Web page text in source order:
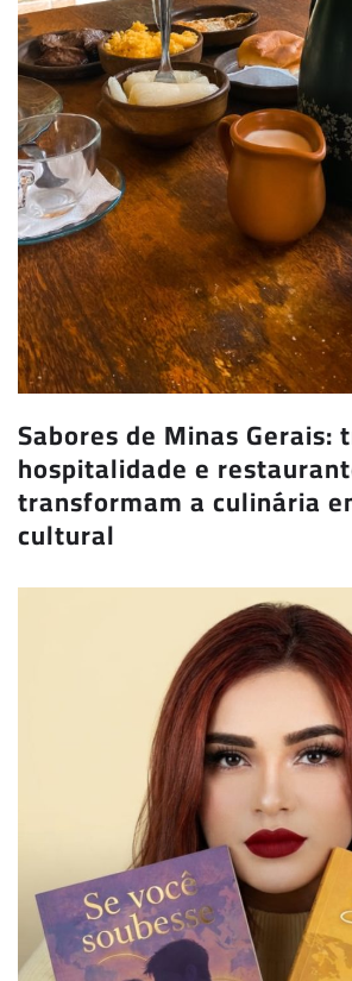
Sabores de Minas Gerais:
hospitalidade e
transformam a culinária
cultural